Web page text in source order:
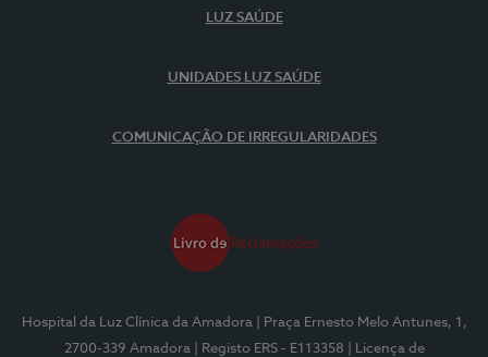
LUZ SAÚDE
UNIDADES LUZ SAÚDE
COMUNICAÇÃO DE IRREGULARIDADES
Hospital da Luz Clínica da Amadora
| Praça Ernesto Melo Antunes, 1,
2700-339 Amadora
| Registo ERS - E113358
| Licença de